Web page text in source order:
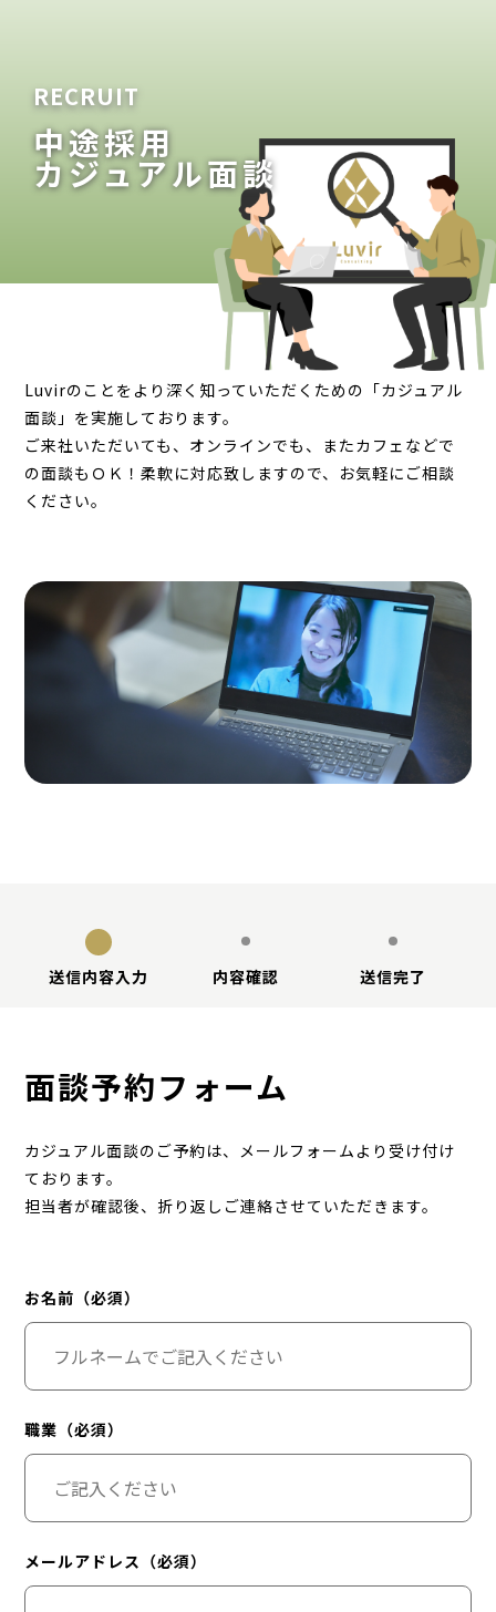
RECRUIT
中途採用
カジュアル面談
Luvirのことをより深く知っていただくための「カジュアル
面談」を実施しております。
ご来社いただいても、オンラインでも、またカフェなどで
の面談もＯＫ！柔軟に対応致しますので、お気軽にご相談
ください。
送信内容入力 内容確認 送信完了
面談予約フォーム
カジュアル面談のご予約は、メールフォームより受け付け
ております。
担当者が確認後、折り返しご連絡させていただきます。
お名前（必須）
職業（必須）
メールアドレス（必須）